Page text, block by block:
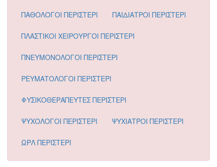
ΠΑΘΟΛΟΓΟΙ ΠΕΡΙΣΤΕΡΙ ΠΑΙΔΙΑΤΡΟΙ ΠΕΡΙΣΤΕΡΙ
ΠΛΑΣΤΙΚΟΙ ΧΕΙΡΟΥΡΓΟΙ ΠΕΡΙΣΤΕΡΙ
ΠΝΕΥΜΟΝΟΛΟΓΟΙ ΠΕΡΙΣΤΕΡΙ
ΡΕΥΜΑΤΟΛΟΓΟΙ ΠΕΡΙΣΤΕΡΙ
ΦΥΣΙΚΟΘΕΡΑΠΕΥΤΕΣ ΠΕΡΙΣΤΕΡΙ
ΨΥΧΟΛΟΓΟΙ ΠΕΡΙΣΤΕΡΙ ΨΥΧΙΑΤΡΟΙ ΠΕΡΙΣΤΕΡΙ
ΩΡΛ ΠΕΡΙΣΤΕΡΙ